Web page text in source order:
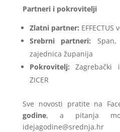
Partneri i pokrovitelji
Zlatni partner:
Srebrni partneri: Span,
zajednica županija
Pokrovitelj: Zagrebački
ZICER
Sve novosti pratite na
godine, a pitanja
idejagodine@srednja.hr